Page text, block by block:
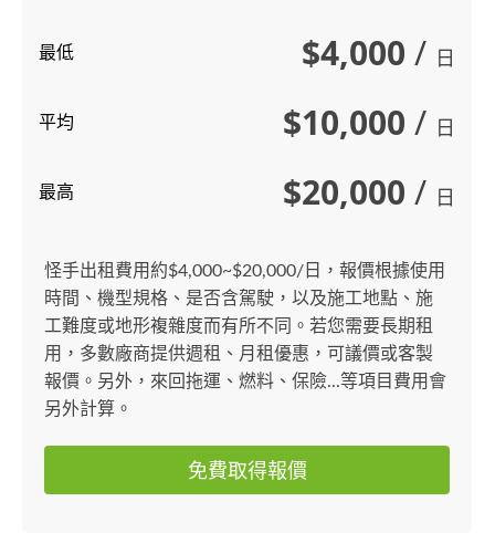
最低 $4,000 / 日
平均 $10,000 / 日
最高 $20,000 / 日
怪手出租費用約$4,000~$20,000/日，報價根據使用
時間、機型規格、是否含駕駛，以及施工地點、施
工難度或地形複雜度而有所不同。若您需要長期租
用，多數廠商提供週租、月租優惠，可議價或客製
報價。另外，來回拖運、燃料、保險...等項目費用會
另外計算。
免費取得報價